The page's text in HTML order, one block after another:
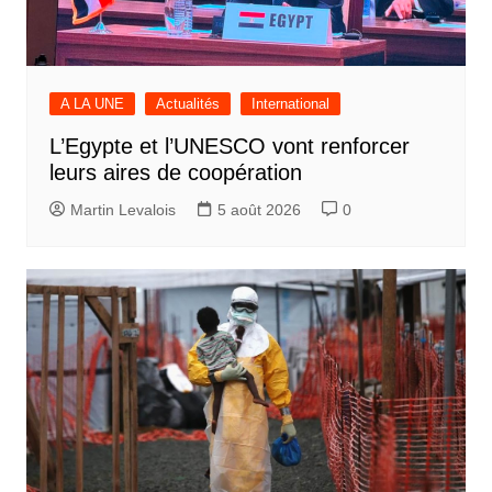
A LA UNE Actualités International
L’Egypte et l’UNESCO vont renforcer
leurs aires de coopération
Martin Levalois 5 août 2026 0